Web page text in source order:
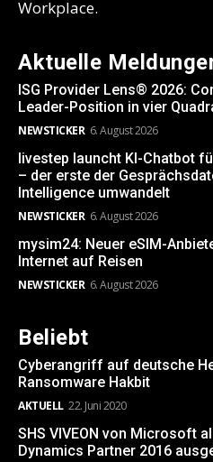
Workplace.
Aktuelle
ISG Provider Lens® 2026:
Leader-Position in vier
NEWSTICKER 6. August 2026
livestep launcht KI-Chatbot
– der erste der
Intelligence umwandelt
NEWSTICKER 6. August 2026
mysim24: Neuer eSIM-
Internet auf Reisen
NEWSTICKER 6. August 2026
Beliebt
Cyberangriff auf deutsche
Ransomware Hakbit
AKTUELL 22. Juni 2020
SHS VIVEON von Microsoft
Dynamics Partner 2016